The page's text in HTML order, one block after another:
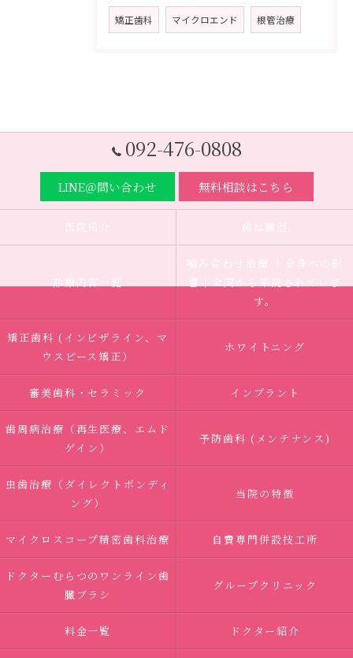
矯正歯科 マイクロエンド 根管治療
092-476-0808
LINE＠問い合わせ 無料相談はこちら
医院紹介 歯は臓器
診療内容一覧
噛み合わせ治療 ｜全身への影
響｜全国から来院されていま
す。
矯正歯科 (インビザライン、マ
ウスピース矯正）
ホワイトニング
審美歯科・セラミック インプラント
歯周病治療（再生医療、エムド
ゲイン）
予防歯科 (メンテナンス)
虫歯治療（ダイレクトボンディ
ング）
当院の特徴
マイクロスコープ精密歯科治療 自費専門併設技工所
ドクターむらつのワンライン歯
臓ブラシ
グループクリニック
料金一覧 ドクター紹介